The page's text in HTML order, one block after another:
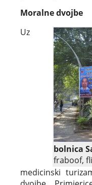
Moralne dvojbe
bolnica
fraboof,
Uz
medicinski